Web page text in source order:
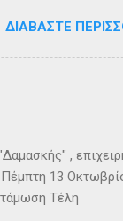
📬Εγγραφείτε
ΔΙΑΒΆΣΤΕ
,
Πέμπτη 13
Τέλη